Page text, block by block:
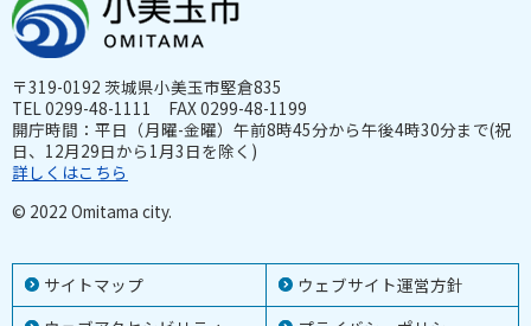
サイトマップ
ウェブサイト運営方針
〒319-0192 茨城県小美玉市堅倉835
TEL 0299-48-1111 FAX 0299-48-1199
開庁時間：平日（月曜-金曜）午前8時45分から午後4時30分まで(祝
日、12月29日から1月3日を除く)
詳しくはこちら
© 2022 Omitama city.